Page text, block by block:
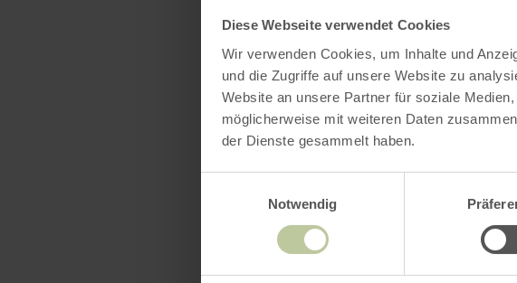
Diese Webseite verwendet Cookies
Wir verwenden Cookies, um Inhalte und
und die Zugriffe auf unsere Website zu
Website an unsere Partner für soziale
möglicherweise mit weiteren Daten
der Dienste gesammelt haben.
Notwendig
Équipements